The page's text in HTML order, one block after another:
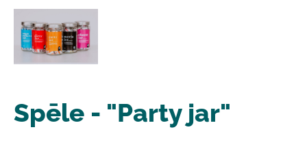
Spēle - "Party jar"